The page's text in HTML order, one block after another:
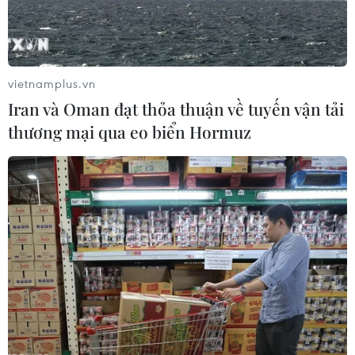
Điện Biên bắt đối tượng mua bán, vận
chuyển trái phép 4 bánh heroin
09/12/2018 07:34
Lực lượng chức năng tỉnh Điện Biên phát hiện 4 bánh
heroin trọng lượng khoảng 1,5kg trong túi da màu đen
của đối tượng Vàng A Vư, sinh năm 1996, ở Mường
Nhé.
vietnamplus.vn
Iran và Oman đạt thỏa thuận về tuyến vận tải
thương mại qua eo biển Hormuz